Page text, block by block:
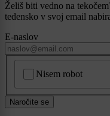
Želiš biti vedno na
tedensko v svoj email
E-naslov
Nisem robot
Naročite se